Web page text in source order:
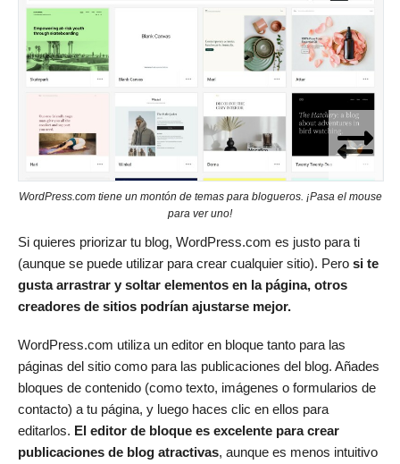
WordPress.com tiene un montón de temas para blogueros. ¡Pasa el mouse
para ver uno!
Si quieres priorizar tu blog, WordPress.com es justo para ti
(aunque se puede utilizar para crear cualquier sitio). Pero si te
gusta arrastrar y soltar elementos en la página, otros
creadores de sitios podrían ajustarse mejor.
WordPress.com utiliza un editor en bloque tanto para las
páginas del sitio como para las publicaciones del blog. Añades
bloques de contenido (como texto, imágenes o formularios de
contacto) a tu página, y luego haces clic en ellos para
editarlos. El editor de bloque es excelente para crear
publicaciones de blog atractivas, aunque es menos intuitivo